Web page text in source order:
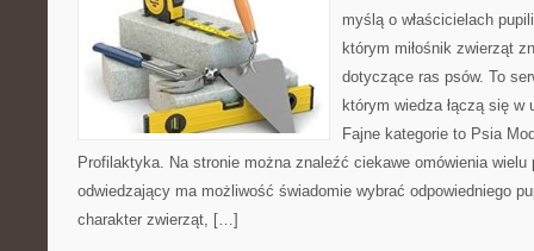
myślą o właścicielach
którym miłośnik zwierząt
dotyczące ras psów. To
którym wiedza łączą się w
Fajne kategorie to Psia
Profilaktyka. Na stronie można znaleźć ciekawe omówienia
odwiedzający ma możliwość świadomie wybrać odpowiedniego
charakter zwierząt, […]